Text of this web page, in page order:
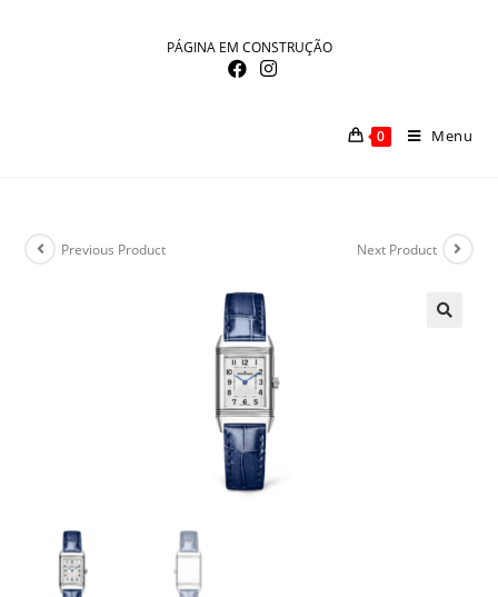
PÁGINA EM CONSTRUÇÃO
0 Menu
Previous Product Next Product